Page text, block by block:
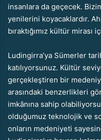
insanlara da geçecek.
yenilerini koyacaklardır.
bıraktığımız kültür
Ludingirra’ya Sümerler
katılıyorsunuz. Kültür
gerçekleştiren bir
arasındaki benzerlikleri
imkânına sahip
olduğumuz teknolojik ve
onların medeniyeti